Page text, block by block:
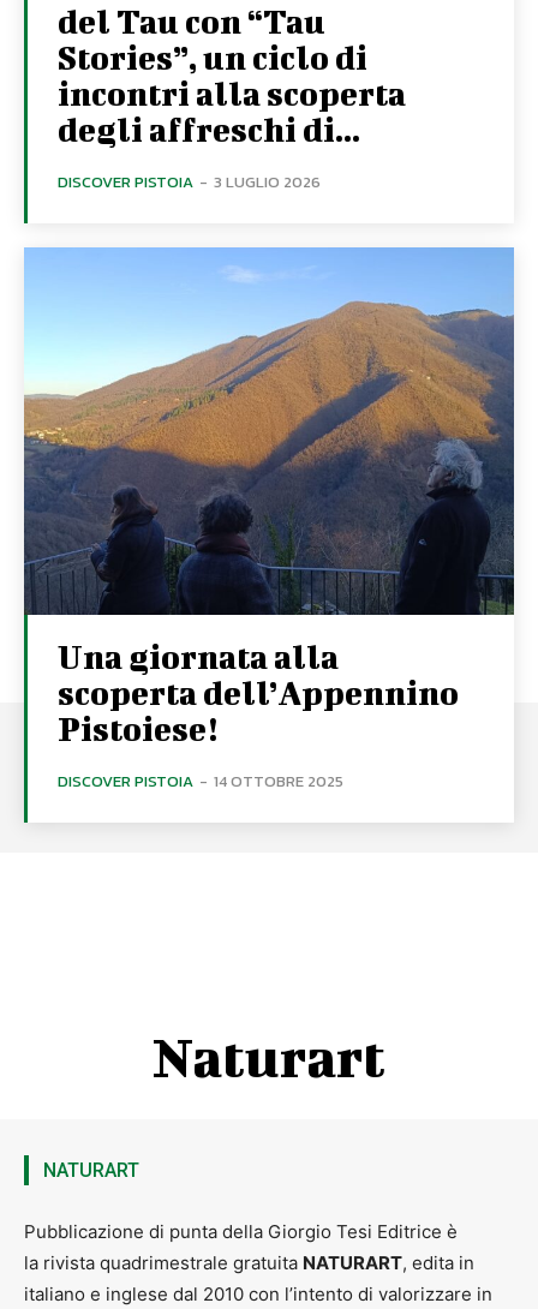
del Tau con “Tau
Stories”, un ciclo di
incontri alla scoperta
degli affreschi di...
DISCOVER PISTOIA - 3 LUGLIO 2026
Una giornata alla
scoperta dell’Appennino
Pistoiese!
DISCOVER PISTOIA - 14 OTTOBRE 2025
Naturart
NATURART
Pubblicazione di punta della Giorgio Tesi Editrice è
la rivista quadrimestrale gratuita NATURART, edita in
italiano e inglese dal 2010 con l’intento di valorizzare in